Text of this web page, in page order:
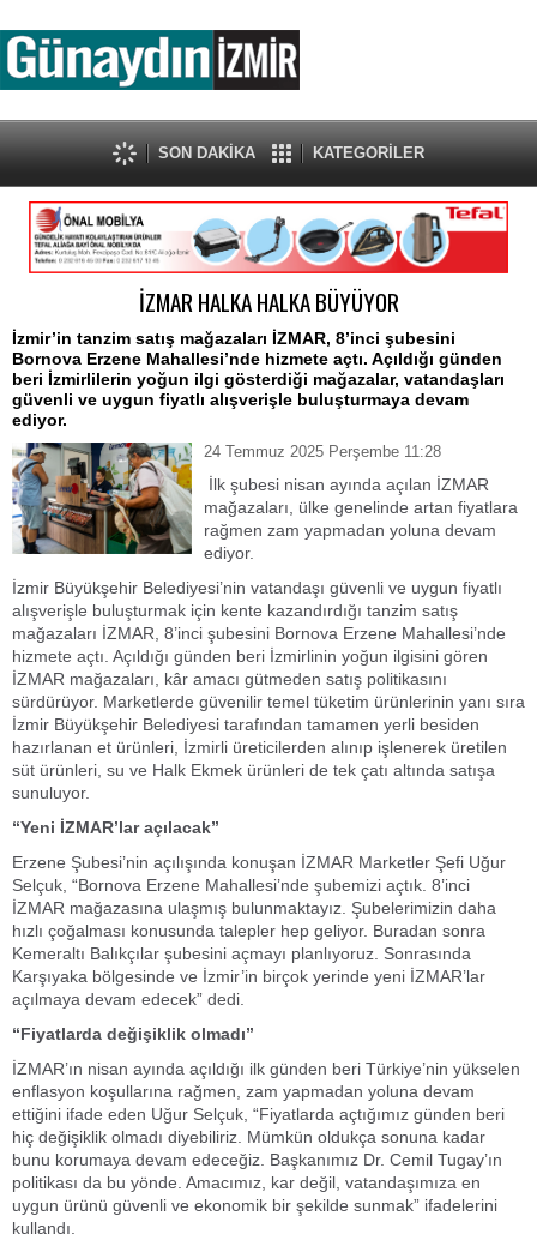
SON DAKİKA KATEGORİLER
İZMAR HALKA HALKA BÜYÜYOR
İzmir’in tanzim satış mağazaları İZMAR, 8’inci şubesini
Bornova Erzene Mahallesi’nde hizmete açtı. Açıldığı günden
beri İzmirlilerin yoğun ilgi gösterdiği mağazalar, vatandaşları
güvenli ve uygun fiyatlı alışverişle buluşturmaya devam
ediyor.
24 Temmuz 2025 Perşembe 11:28
İlk şubesi nisan ayında açılan İZMAR
mağazaları, ülke genelinde artan fiyatlara
rağmen zam yapmadan yoluna devam
ediyor.
İzmir Büyükşehir Belediyesi’nin vatandaşı güvenli ve uygun fiyatlı
alışverişle buluşturmak için kente kazandırdığı tanzim satış
mağazaları İZMAR, 8’inci şubesini Bornova Erzene Mahallesi’nde
hizmete açtı. Açıldığı günden beri İzmirlinin yoğun ilgisini gören
İZMAR mağazaları, kâr amacı gütmeden satış politikasını
sürdürüyor. Marketlerde güvenilir temel tüketim ürünlerinin yanı sıra
İzmir Büyükşehir Belediyesi tarafından tamamen yerli besiden
hazırlanan et ürünleri, İzmirli üreticilerden alınıp işlenerek üretilen
süt ürünleri, su ve Halk Ekmek ürünleri de tek çatı altında satışa
sunuluyor.
“Yeni İZMAR’lar açılacak”
Erzene Şubesi’nin açılışında konuşan İZMAR Marketler Şefi Uğur
Selçuk, “Bornova Erzene Mahallesi’nde şubemizi açtık. 8’inci
İZMAR mağazasına ulaşmış bulunmaktayız. Şubelerimizin daha
hızlı çoğalması konusunda talepler hep geliyor. Buradan sonra
Kemeraltı Balıkçılar şubesini açmayı planlıyoruz. Sonrasında
Karşıyaka bölgesinde ve İzmir’in birçok yerinde yeni İZMAR’lar
açılmaya devam edecek” dedi.
“Fiyatlarda değişiklik olmadı”
İZMAR’ın nisan ayında açıldığı ilk günden beri Türkiye’nin yükselen
enflasyon koşullarına rağmen, zam yapmadan yoluna devam
ettiğini ifade eden Uğur Selçuk, “Fiyatlarda açtığımız günden beri
hiç değişiklik olmadı diyebiliriz. Mümkün oldukça sonuna kadar
bunu korumaya devam edeceğiz. Başkanımız Dr. Cemil Tugay’ın
politikası da bu yönde. Amacımız, kar değil, vatandaşımıza en
uygun ürünü güvenli ve ekonomik bir şekilde sunmak” ifadelerini
kullandı.